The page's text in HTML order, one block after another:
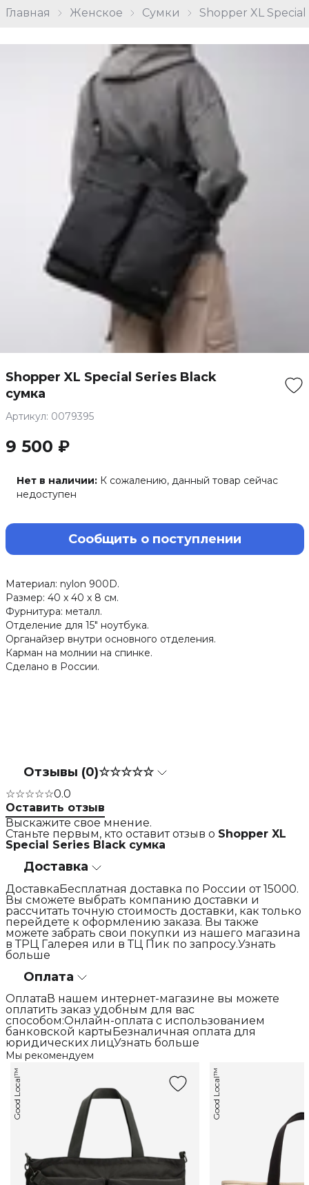
Главная Женское Сумки Shopper XL
Shopper XL Special Series Black
сумка
Артикул: 0079395
9 500 ₽
Нет в наличии: К сожалению, данный товар сейчас
недоступен
Сообщить о поступлении
Материал: nylon 900D.
Размер: 40 x 40 x 8 см.
Фурнитура: металл.
Отделение для 15" ноутбука.
Органайзер внутри основного отделения.
Карман на молнии на спинке.
Сделано в России.
Отзывы (0)☆☆☆☆☆
☆☆☆☆☆0.0
Оставить отзыв
Выскажите свое мнение.
Станьте первым, кто оставит отзыв о Shopper XL
Special Series Black сумка
Доставка
ДоставкаБесплатная доставка по России от 15000.
Вы сможете выбрать компанию доставки и
рассчитать точную стоимость доставки, как только
перейдете к оформлению заказа. Вы также
можете забрать свои покупки из нашего магазина
в ТРЦ Галерея или в ТЦ Пик по запросу.Узнать
больше
Оплата
ОплатаВ нашем интернет-магазине вы можете
оплатить заказ удобным для вас
способом:Онлайн-оплата с использованием
банковской картыБезналичная оплата для
юридических лицУзнать больше
Мы рекомендуем
Good Local™ Good Local™